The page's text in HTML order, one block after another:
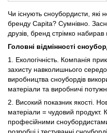
Чи існують сноубордисти, які
бренду Capita? Сумнівно.
друзів, бренд стрімко набирав
Головні відмінності
1. Екологічність. Компанія
захисту навколишнього
виробництва сноубордів
матеріали та виробничі
2. Високий показник якості.
матеріали = чудовий продукт.
професійними